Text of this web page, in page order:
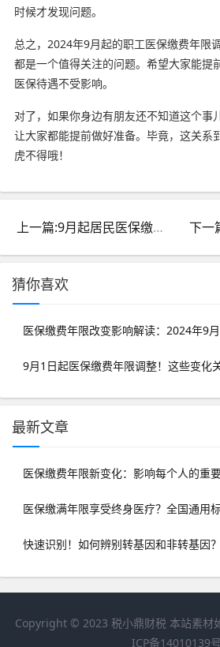
时候才发现问题。
总之，2024年9月起的职工医保缴费年限
都是一个值得关注的问题。希望大家能提
医保待遇不受影响。
对了，如果你身边有朋友还不知道这个事
让大家都能提前做好准备。毕竟，这关系
虎不得哦！
上一篇:9月起居民医保缴费启动，职工医保最低缴费年限变化，重要通知！
猜你喜欢
医保缴费年限改变影响解读：2024年9
最新文章
医保缴费年限新变化：影响每个人的重
医保缴满年限享受终身医疗？全国通用
快速识别！如何辨别转基因和非转基因
Copyright © 2023 税小鼎财税 本站素材
ICP备14010139号